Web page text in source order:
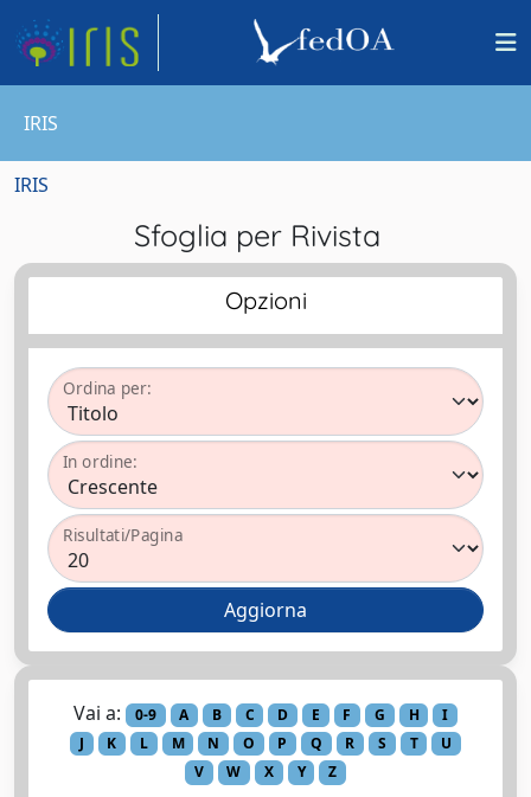
IRIS
IRIS
Sfoglia per Rivista
Opzioni
Ordina per:
In ordine:
Risultati/Pagina
Vai a: 0-9 A B C D E F G H
I
J
K L M N O P Q R S T
U
V
W X Y Z